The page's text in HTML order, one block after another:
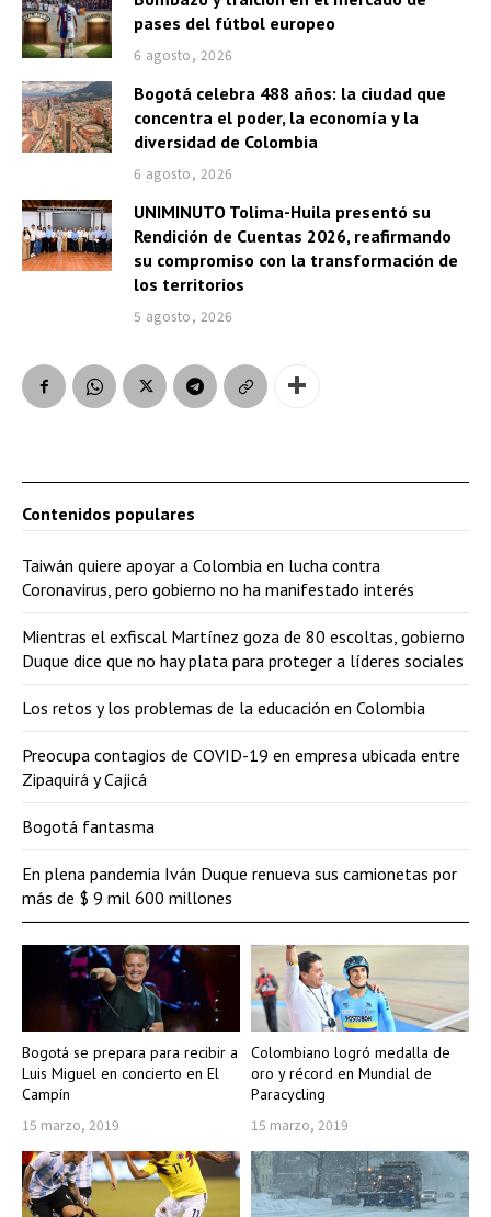
pases del fútbol europeo
6 agosto, 2026
Bogotá celebra 488 años: la ciudad que
concentra el poder, la economía y la
diversidad de Colombia
6 agosto, 2026
UNIMINUTO Tolima-Huila presentó su
Rendición de Cuentas 2026, reafirmando
su compromiso con la transformación de
los territorios
5 agosto, 2026
Bogotá se prepara para recibir a
Luis Miguel en concierto en El
Campín
15 marzo, 2019
Colombiano logró medalla de
oro y récord en Mundial de
Paracycling
15 marzo, 2019
Contenidos populares
Taiwán quiere apoyar a Colombia en lucha contra
Coronavirus, pero gobierno no ha manifestado interés
Mientras el exfiscal Martínez goza de 80 escoltas, gobierno
Duque dice que no hay plata para proteger a líderes sociales
Los retos y los problemas de la educación en Colombia
Preocupa contagios de COVID-19 en empresa ubicada entre
Zipaquirá y Cajicá
Bogotá fantasma
En plena pandemia Iván Duque renueva sus camionetas por
más de $ 9 mil 600 millones